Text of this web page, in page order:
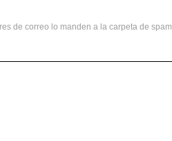
de correo lo manden a la carpeta de spam.